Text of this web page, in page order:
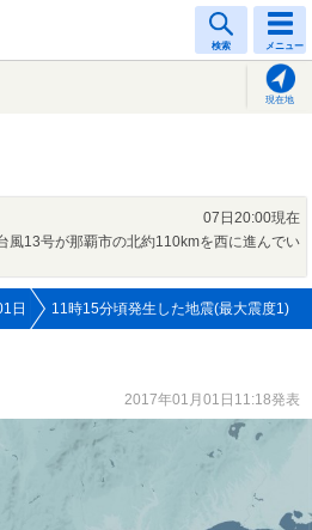
検索 メニュー
現在地
07日20:00現在
風13号が那覇市の北約110kmを西に進んでい
日 11時15分頃発生した地震(最大震度1)
2017年01月01日11:18発表